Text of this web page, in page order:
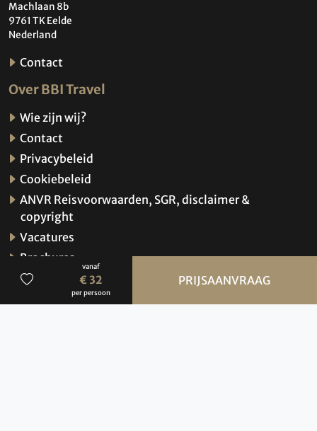
vanaf
€ 32
per persoon
PRIJSAANVRAAG
Machlaan 8b
9761 TK Eelde
Nederland
Contact
Over BBI Travel
Wie zijn wij?
Contact
Privacybeleid
Cookiebeleid
ANVR Reisvoorwaarden, SGR, disclaimer &
copyright
Vacatures
Brochures
Verzekeringen
Hoe werkt de website?